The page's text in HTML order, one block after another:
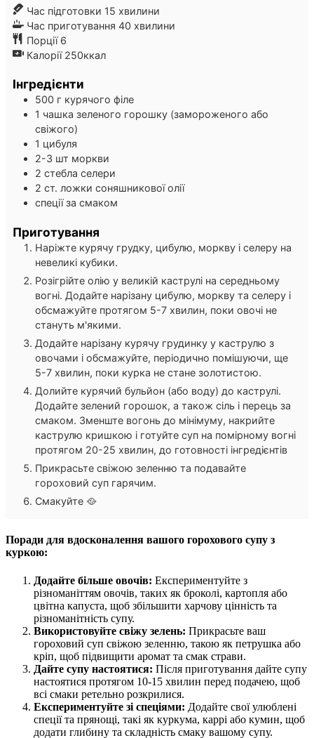
Час підготовки 15 хвилини
хвилини
Час приготування 40 хвилини
хвилини
Порції 6
Калорії 250ккал
Інгредієнти
500 г курячого філе
1 чашка зеленого горошку (замороженого або
свіжого)
1 цибуля
2-3 шт моркви
2 стебла селери
2 ст. ложки соняшникової олії
спеції за смаком
Приготування
Наріжте курячу грудку, цибулю, моркву і селеру на
невеликі кубики.
Розігрійте олію у великій каструлі на середньому
вогні. Додайте нарізану цибулю, моркву та селеру і
обсмажуйте протягом 5-7 хвилин, поки овочі не
стануть м'якими.
Додайте нарізану курячу грудинку у каструлю з
овочами і обсмажуйте, періодично помішуючи, ще
5-7 хвилин, поки курка не стане золотистою.
Долийте курячий бульйон (або воду) до каструлі.
Додайте зелений горошок, а також сіль і перець за
смаком. Зменште вогонь до мінімуму, накрийте
каструлю кришкою і готуйте суп на помірному вогні
протягом 20-25 хвилин, до готовності інгредієнтів
Прикрасьте свіжою зеленню та подавайте
гороховий суп гарячим.
Смакуйте 🥘
Поради для вдосконалення вашого горохового супу з
куркою:
Додайте більше овочів: Експериментуйте з
різноманіттям овочів, таких як броколі, картопля або
цвітна капуста, щоб збільшити харчову цінність та
різноманітність супу.
Використовуйте свіжу зелень: Прикрасьте ваш
гороховий суп свіжою зеленню, такою як петрушка або
кріп, щоб підвищити аромат та смак страви.
Дайте супу настоятися: Після приготування дайте супу
настоятися протягом 10-15 хвилин перед подачею, щоб
всі смаки ретельно розкрилися.
Експериментуйте зі спеціями: Додайте свої улюблені
спеції та прянощі, такі як куркума, каррі або кумин, щоб
додати глибину та складність смаку вашому супу.